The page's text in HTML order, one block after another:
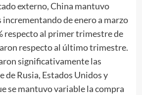
externo, China mantuvo
de enero a marzo
respecto al primer trimestre de
respecto al último trimestre.
significativamente las
de Rusia, Estados Unidos y
se mantuvo variable la compra